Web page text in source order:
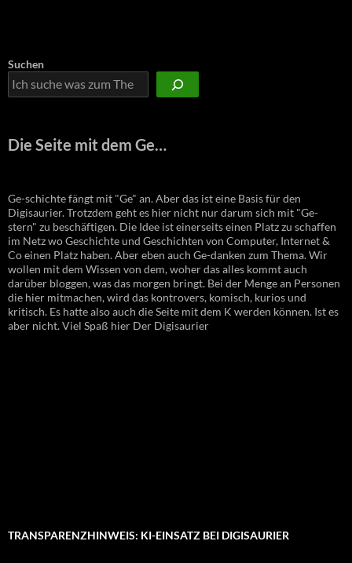
Suchen
Die Seite mit dem Ge…
Ge-schichte fängt mit "Ge" an. Aber das ist eine Basis für den
Digisaurier. Trotzdem geht es hier nicht nur darum sich mit "Ge-
stern" zu beschäftigen. Die Idee ist einerseits einen Platz zu schaffen
im Netz wo Geschichte und Geschichten von Computer, Internet &
Co einen Platz haben. Aber eben auch Ge-danken zum Thema. Wir
wollen mit dem Wissen von dem, woher das alles kommt auch
darüber bloggen, was das morgen bringt. Bei der Menge an Personen
die hier mitmachen, wird das kontrovers, komisch, kurios und
kritisch. Es hatte also auch die Seite mit dem K werden können. Ist es
aber nicht. Viel Spaß hier Der Digisaurier
TRANSPARENZHINWEIS: KI-EINSATZ BEI DIGISAURIER